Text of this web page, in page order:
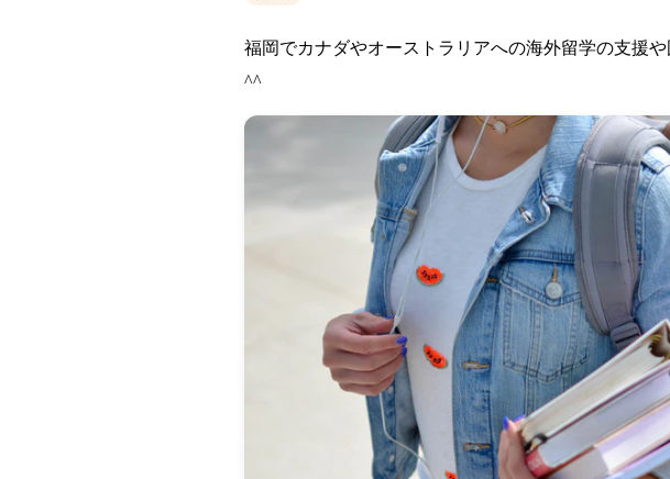
福岡でカナダやオーストラリアへの海外留学の支援
^^